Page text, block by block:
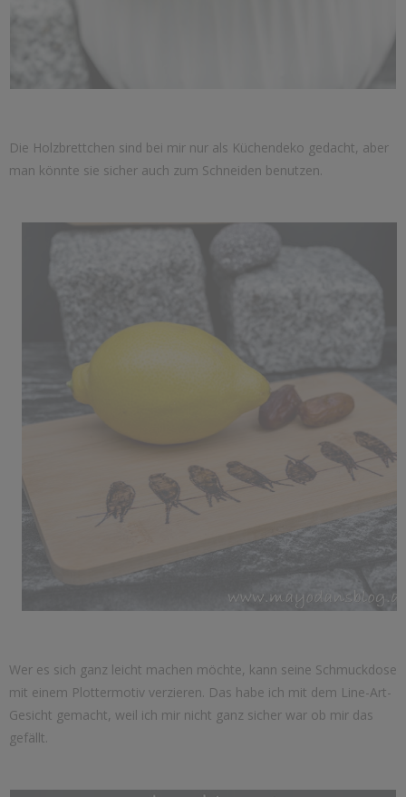
Die Holzbrettchen sind bei mir nur als Küchendeko gedacht, aber
man könnte sie sicher auch zum Schneiden benutzen.
Wer es sich ganz leicht machen möchte, kann seine Schmuckdose
mit einem Plottermotiv verzieren. Das habe ich mit dem Line-Art-
Gesicht gemacht, weil ich mir nicht ganz sicher war ob mir das
gefällt.